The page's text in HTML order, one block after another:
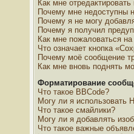
Как мне
Почему мне недоступны
Почему я не могу
Почему я получил
Как мне пожаловаться
Что означает кнопка
Почему моё сообщение
Как мне вновь поднять
Форматирование
Что такое BBCode?
Могу ли я использовать
Что такое смайлики?
Могу ли я добавлять
Что такое важные